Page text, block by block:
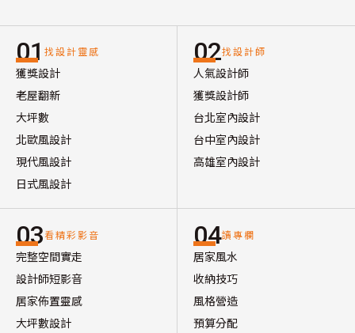
01 找設計靈感
獲獎設計
老屋翻新
大坪數
北歐風設計
現代風設計
日式風設計
02找設計師
人氣設計師
獲獎設計師
台北室內設計
台中室內設計
高雄室內設計
03看精彩影音
完整空間實走
設計師短影音
居家佈置靈感
大坪數設計
04讀專欄
居家風水
收納技巧
風格營造
預算分配